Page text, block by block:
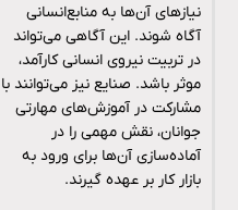
نیازهای آن‌ها به منابع‌انسانی
آگاه شوند. این آگاهی می‌تواند
در تربیت نیروی انسانی کارآمد،
موثر باشد. صنایع نیز می‌توانند با
مشارکت در آموزش‌های مهارتی
جوانان، نقش مهمی را در
آماده‌سازی آن‌ها برای ورود به
بازار کار بر عهده گیرند.